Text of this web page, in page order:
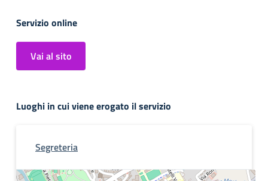
Servizio online
Vai al sito
Luoghi in cui viene erogato il servizio
Segreteria